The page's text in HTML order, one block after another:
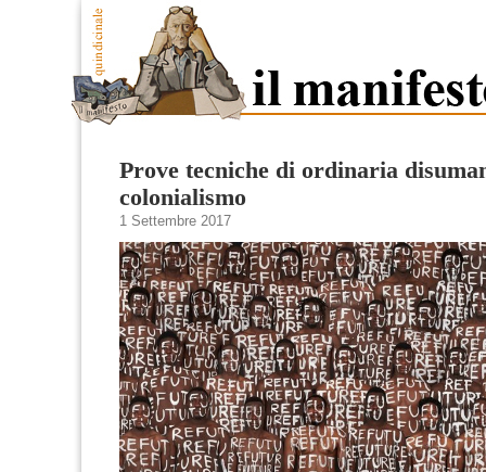
Prove tecniche di ordinaria
colonialismo
1 Settembre 2017